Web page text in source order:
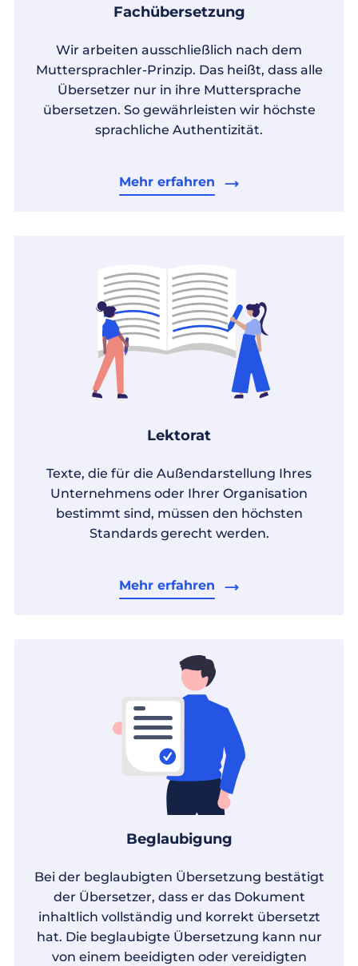
Fachübersetzung
Wir arbeiten ausschließlich nach dem
Muttersprachler-Prinzip. Das heißt, dass alle
Übersetzer nur in ihre Muttersprache
übersetzen. So gewährleisten wir höchste
sprachliche Authentizität.
Mehr erfahren
Lektorat
Texte, die für die Außendarstellung Ihres
Unternehmens oder Ihrer Organisation
bestimmt sind, müssen den höchsten
Standards gerecht werden.
Mehr erfahren
Beglaubigung
Bei der beglaubigten Übersetzung bestätigt
der Übersetzer, dass er das Dokument
inhaltlich vollständig und korrekt übersetzt
hat. Die beglaubigte Übersetzung kann nur
von einem beeidigten oder vereidigten